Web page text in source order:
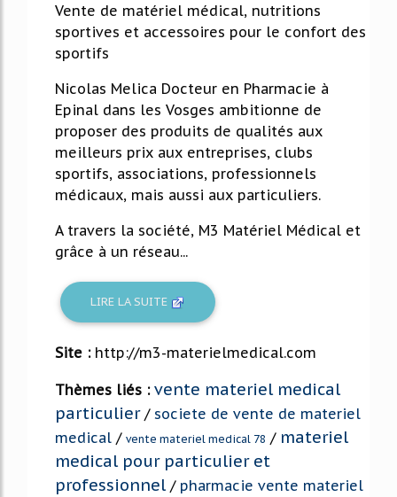
Vente de matériel médical, nutritions
sportives et accessoires pour le confort des
sportifs
Nicolas Melica Docteur en Pharmacie à
Epinal dans les Vosges ambitionne de
proposer des produits de qualités aux
meilleurs prix aux entreprises, clubs
sportifs, associations, professionnels
médicaux, mais aussi aux particuliers.
A travers la société, M3 Matériel Médical et
grâce à un réseau...
LIRE LA SUITE
Site : http://m3-materielmedical.com
Thèmes liés : vente materiel medical
particulier/ societe de vente de materiel
medical / vente materiel medical 78 / materiel
medical pour particulier et
professionnel / pharmacie vente materiel